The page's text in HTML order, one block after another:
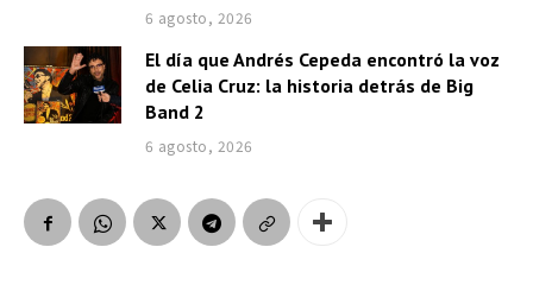
6 agosto, 2026
El día que Andrés Cepeda encontró la voz
de Celia Cruz: la historia detrás de Big
Band 2
6 agosto, 2026